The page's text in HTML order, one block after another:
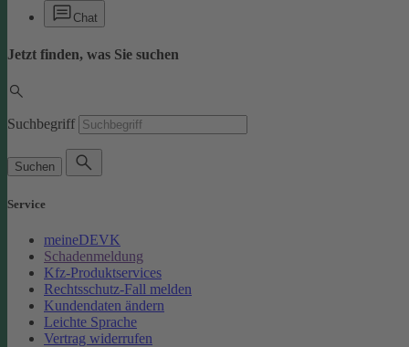
Chat
Jetzt finden, was Sie suchen
Suchbegriff
Suchen
Service
meineDEVK
Schadenmeldung
Kfz-Produktservices
Rechtsschutz-Fall melden
Kundendaten ändern
Leichte Sprache
Vertrag widerrufen